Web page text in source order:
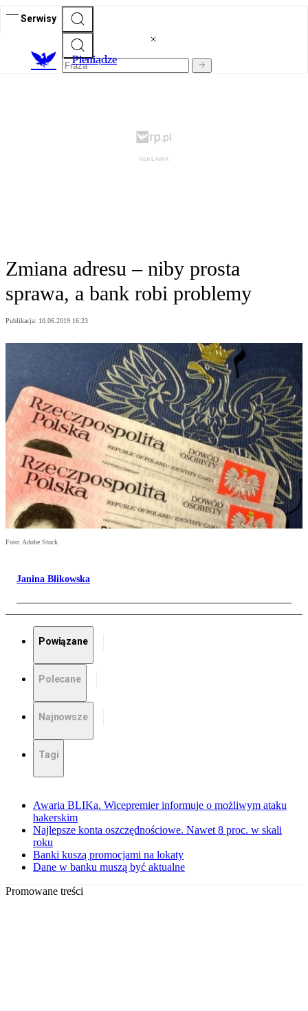
Serwisy
Pieniądze
Zmiana adresu – niby prosta
sprawa, a bank robi problemy
Publikacja: 10.06.2019 16:23
Foto: Adobe Stock
Janina Blikowska
Powiązane
Polecane
Najnowsze
Tagi
Awaria BLIKa. Wicepremier informuje o możliwym ataku
hakerskim
Najlepsze konta oszczędnościowe. Nawet 8 proc. w skali
roku
Banki kuszą promocjami na lokaty
Dane w banku muszą być aktualne
Promowane treści